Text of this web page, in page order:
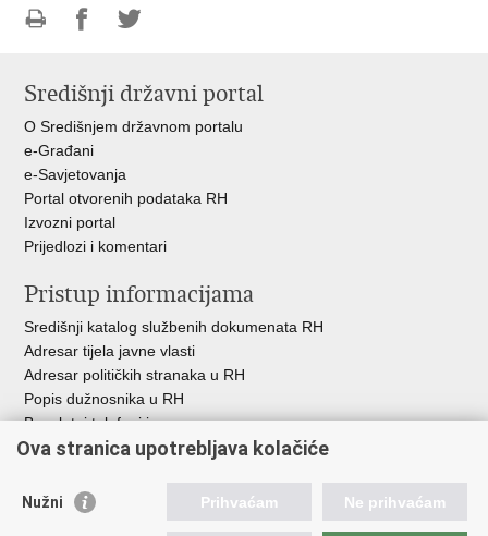
FacebookuTwitteru
Središnji državni portal
O Središnjem državnom portalu
e-Građani
e-Savjetovanja
Portal otvorenih podataka RH
Izvozni portal
Prijedlozi i komentari
Pristup informacijama
Središnji katalog službenih dokumenata RH
Adresar tijela javne vlasti
Adresar političkih stranaka u RH
Popis dužnosnika u RH
Besplatni telefoni javne uprave
Pozivi za žurnu pomoć
Važne poveznice
Ova stranica upotrebljava kolačiće
Nužni Prihvaćam Ne prihvaćam